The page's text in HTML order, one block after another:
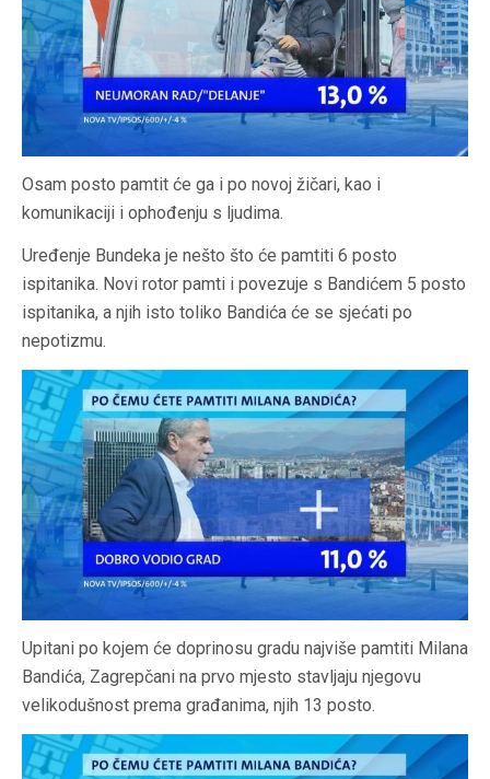
Osam posto pamtit će ga i po novoj žičari, kao i
komunikaciji i ophođenju s ljudima.
Uređenje Bundeka je nešto što će pamtiti 6 posto
ispitanika. Novi rotor pamti i povezuje s Bandićem 5 posto
ispitanika, a njih isto toliko Bandića će se sjećati po
nepotizmu.
Upitani po kojem će doprinosu gradu najviše pamtiti Milana
Bandića, Zagrepčani na prvo mjesto stavljaju njegovu
velikodušnost prema građanima, njih 13 posto.